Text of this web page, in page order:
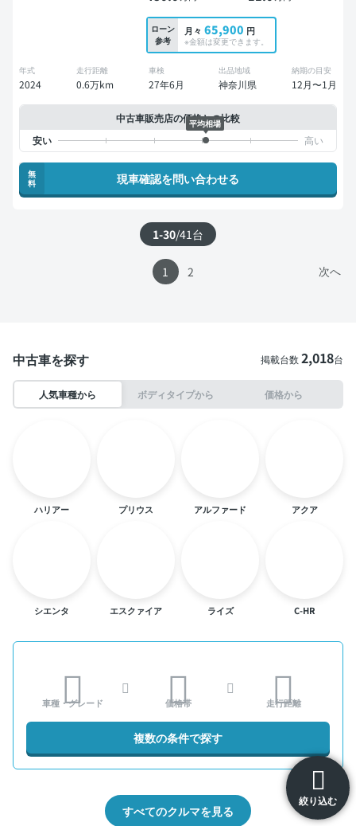
絞り込む
ローン
参考
月々 65,900 円
※金額は変更できます。
年式
2024
走行距離
0.6万km
車検
27年6月
出品地域
神奈川県
納期の目安
12月〜1月
中古車販売店の価格との比較
平均相場
無
料
現車確認を問い合わせる
1-30/41台
次へ
1 2
中古車を探す 掲載台数2,018台
人気車種から ボディタイプから 価格から
ハリアー プリウス アルファード アクア
シエンタ エスクァイア ライズ C-HR
車種・グレード 価格帯 走行距離
複数の条件で探す
すべてのクルマを見る